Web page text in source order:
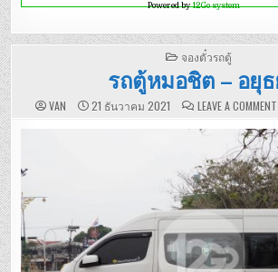
Powered by12Go system
POSTED
IN
จองตั๋วรถตู้
รถตู้หมอชิต – อยุ
VAN 21 ธันวาคม 2021 LEAVE A COMMENT